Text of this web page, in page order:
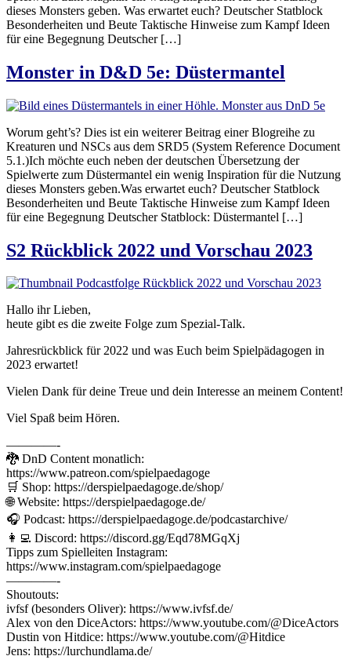
dieses Monsters geben. Was erwartet euch? Deutscher Statblock
Besonderheiten und Beute Taktische Hinweise zum Kampf Ideen
für eine Begegnung Deutscher […]
Monster in D&D 5e: Düstermantel
Worum geht’s? Dies ist ein weiterer Beitrag einer Blogreihe zu
Kreaturen und NSCs aus dem SRD5 (System Reference Document
5.1.)Ich möchte euch neben der deutschen Übersetzung der
Spielwerte zum Düstermantel ein wenig Inspiration für die Nutzung
dieses Monsters geben.Was erwartet euch? Deutscher Statblock
Besonderheiten und Beute Taktische Hinweise zum Kampf Ideen
für eine Begegnung Deutscher Statblock: Düstermantel […]
S2 Rückblick 2022 und Vorschau 2023
Hallo ihr Lieben,
heute gibt es die zweite Folge zum Spezial-Talk.
Jahresrückblick für 2022 und was Euch beim Spielpädagogen in
2023 erwartet!
Vielen Dank für deine Treue und dein Interesse an meinem Content!
Viel Spaß beim Hören.
————-
🐉 DnD Content monatlich:
https://www.patreon.com/spielpaedagoge
🛒 Shop: https://derspielpaedagoge.de/shop/
🌐 Website: https://derspielpaedagoge.de/
🎧 Podcast: https://derspielpaedagoge.de/podcastarchive/
👩‍💻 Discord: https://discord.gg/Eqd78MGqXj
Tipps zum Spielleiten Instagram:
https://www.instagram.com/spielpaedagoge
————-
Shoutouts:
ivfsf (besonders Oliver): https://www.ivfsf.de/
Alex von den DiceActors: https://www.youtube.com/@DiceActors
Dustin von Hitdice: https://www.youtube.com/@Hitdice
Jens: https://lurchundlama.de/